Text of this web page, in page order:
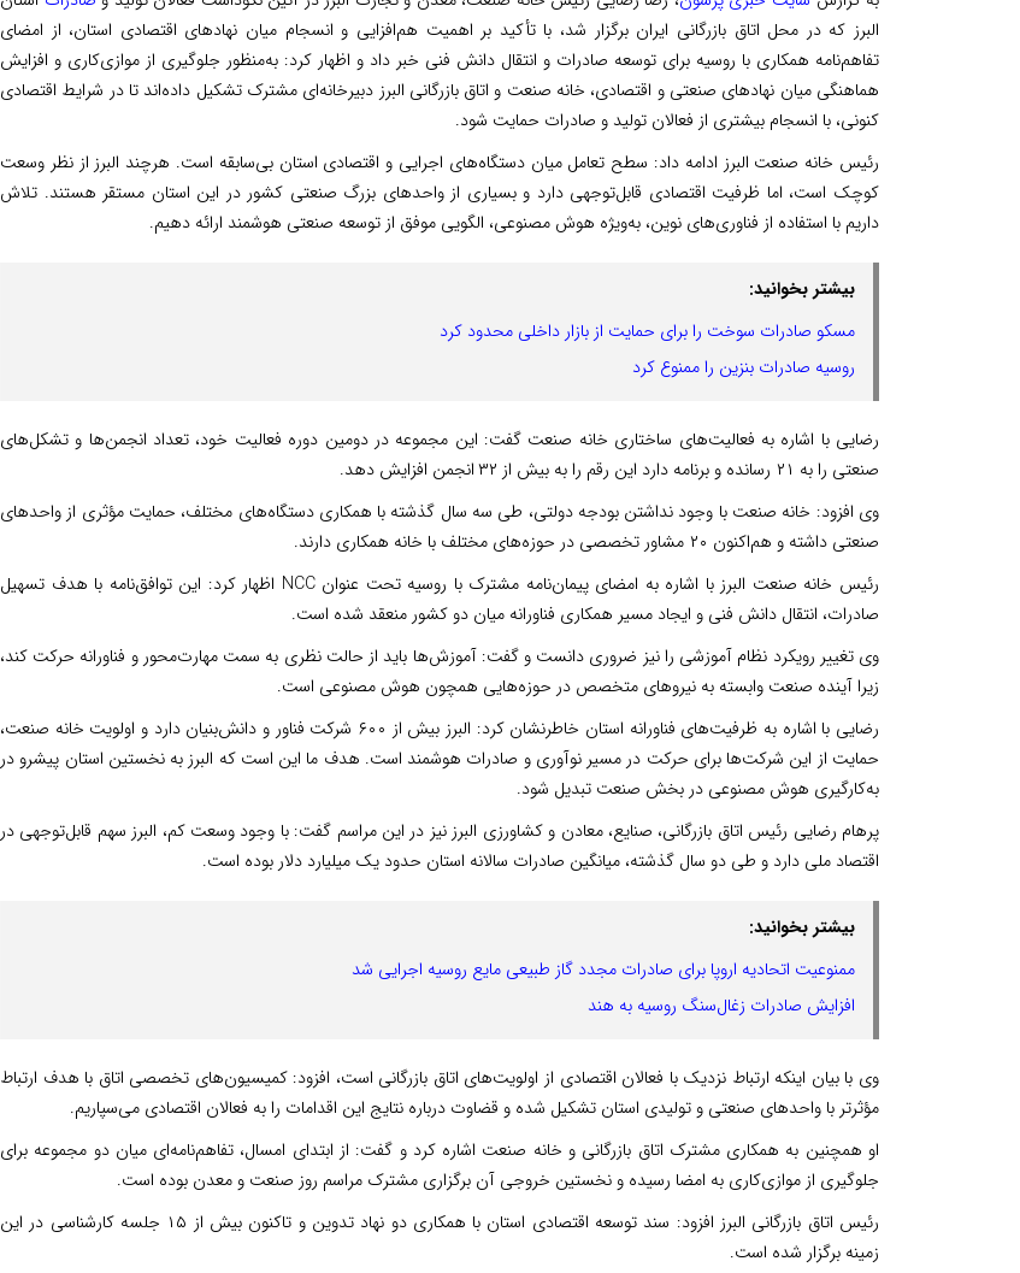
البرز که در محل اتاق بازرگانی ایران برگزار شد، با تأکید بر اهمیت هم‌افزایی و انسجام میان نهادهای اقتصادی استان، از امضای
تفاهم‌نامه همکاری با روسیه برای توسعه صادرات و انتقال دانش فنی خبر داد و اظهار کرد: به‌منظور جلوگیری از موازی‌کاری و افزایش
هماهنگی میان نهادهای صنعتی و اقتصادی، خانه صنعت و اتاق بازرگانی البرز دبیرخانه‌ای مشترک تشکیل داده‌اند تا در شرایط اقتصادی
کنونی، با انسجام بیشتری از فعالان تولید و صادرات حمایت شود.
رئیس خانه صنعت البرز ادامه داد: سطح تعامل میان دستگاه‌های اجرایی و اقتصادی استان بی‌سابقه است. هرچند البرز از نظر وسعت
کوچک است، اما ظرفیت اقتصادی قابل‌توجهی دارد و بسیاری از واحدهای بزرگ صنعتی کشور در این استان مستقر هستند. تلاش
داریم با استفاده از فناوری‌های نوین، به‌ویژه هوش مصنوعی، الگویی موفق از توسعه صنعتی هوشمند ارائه دهیم.
بیشتر بخوانید:
مسکو صادرات سوخت را برای حمایت از بازار داخلی محدود کرد
روسیه صادرات بنزین را ممنوع کرد
رضایی با اشاره به فعالیت‌های ساختاری خانه صنعت گفت: این مجموعه در دومین دوره فعالیت خود، تعداد انجمن‌ها و تشکل‌های
صنعتی را به ۲۱ رسانده و برنامه دارد این رقم را به بیش از ۳۲ انجمن افزایش دهد.
وی افزود: خانه صنعت با وجود نداشتن بودجه دولتی، طی سه سال گذشته با همکاری دستگاه‌های مختلف، حمایت مؤثری از واحدهای
صنعتی داشته و هم‌اکنون ۲۰ مشاور تخصصی در حوزه‌های مختلف با خانه همکاری دارند.
رئیس خانه صنعت البرز با اشاره به امضای پیمان‌نامه مشترک با روسیه تحت عنوان NCC اظهار کرد: این توافق‌نامه با هدف تسهیل
صادرات، انتقال دانش فنی و ایجاد مسیر همکاری فناورانه میان دو کشور منعقد شده است.
وی تغییر رویکرد نظام آموزشی را نیز ضروری دانست و گفت: آموزش‌ها باید از حالت نظری به سمت مهارت‌محور و فناورانه حرکت کند،
زیرا آینده صنعت وابسته به نیروهای متخصص در حوزه‌هایی همچون هوش مصنوعی است.
رضایی با اشاره به ظرفیت‌های فناورانه استان خاطرنشان کرد: البرز بیش از ۶۰۰ شرکت فناور و دانش‌بنیان دارد و اولویت خانه صنعت،
حمایت از این شرکت‌ها برای حرکت در مسیر نوآوری و صادرات هوشمند است. هدف ما این است که البرز به نخستین استان پیشرو در
به‌کارگیری هوش مصنوعی در بخش صنعت تبدیل شود.
پرهام رضایی رئیس اتاق بازرگانی، صنایع، معادن و کشاورزی البرز نیز در این مراسم گفت: با وجود وسعت کم، البرز سهم قابل‌توجهی در
اقتصاد ملی دارد و طی دو سال گذشته، میانگین صادرات سالانه استان حدود یک میلیارد دلار بوده است.
بیشتر بخوانید:
ممنوعیت اتحادیه اروپا برای صادرات مجدد گاز طبیعی مایع روسیه اجرایی شد
افزایش صادرات زغال‌سنگ روسیه به هند
وی با بیان اینکه ارتباط نزدیک با فعالان اقتصادی از اولویت‌های اتاق بازرگانی است، افزود: کمیسیون‌های تخصصی اتاق با هدف ارتباط
مؤثرتر با واحدهای صنعتی و تولیدی استان تشکیل شده و قضاوت درباره نتایج این اقدامات را به فعالان اقتصادی می‌سپاریم.
او همچنین به همکاری مشترک اتاق بازرگانی و خانه صنعت اشاره کرد و گفت: از ابتدای امسال، تفاهم‌نامه‌ای میان دو مجموعه برای
جلوگیری از موازی‌کاری به امضا رسیده و نخستین خروجی آن برگزاری مشترک مراسم روز صنعت و معدن بوده است.
رئیس اتاق بازرگانی البرز افزود: سند توسعه اقتصادی استان با همکاری دو نهاد تدوین و تاکنون بیش از ۱۵ جلسه کارشناسی در این
زمینه برگزار شده است.